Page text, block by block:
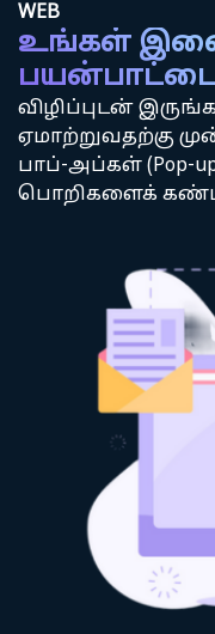
WEB
உங்கள்
விழிப்புடன்
ஏமாற்றுவதற்கு
பாப்-அப்கள் (Pop-
பொறிகளைக்